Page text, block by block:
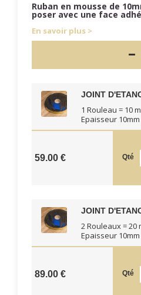
Ruban en mousse de
poser avec une face
En savoir plus
JOINT
1 Rouleau = 10
Epaisseur
59.00 € Qté
JOINT
2 Rouleaux = 20
Epaisseur
89.00 € Qté